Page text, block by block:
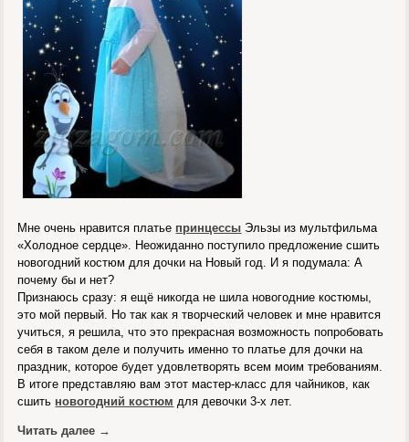
Мне очень нравится платье принцессы Эльзы из мультфильма
«Холодное сердце». Неожиданно поступило предложение сшить
новогодний костюм для дочки на Новый год. И я подумала: А
почему бы и нет?
Признаюсь сразу: я ещё никогда не шила новогодние костюмы,
это мой первый. Но так как я творческий человек и мне нравится
учиться, я решила, что это прекрасная возможность попробовать
себя в таком деле и получить именно то платье для дочки на
праздник, которое будет удовлетворять всем моим требованиям.
В итоге представляю вам этот мастер-класс для чайников, как
сшить новогодний костюм для девочки 3-х лет.
Читать далее →